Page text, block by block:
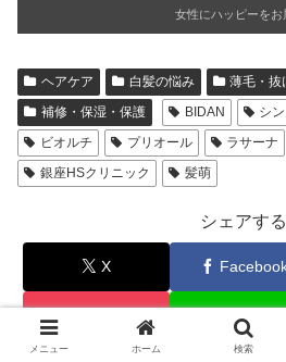
女性にハッピーをお
ヘアケア 白髪の悩み
薄毛・抜
補修・保湿・保護
BIDAN シ
ビオルチ
プリオール ラサーナ
銀座HSクリニック
髪萌
シェアする
X
LINE
メニュー ホーム 検索